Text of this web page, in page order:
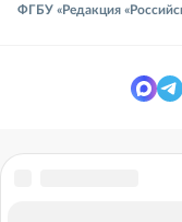
ФГБУ «Редакция